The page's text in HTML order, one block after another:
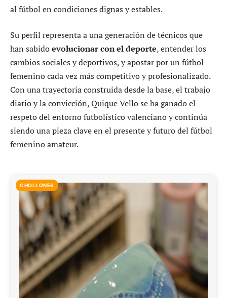
al fútbol en condiciones dignas y estables.
Su perfil representa a una generación de técnicos que
han sabidoevolucionar con el deporte, entender los
cambios sociales y deportivos, y apostar por un fútbol
femenino cada vez más competitivo y profesionalizado.
Con una trayectoria construida desde la base, el trabajo
diario y la convicción, Quique Vello se ha ganado el
respeto del entorno futbolístico valenciano y continúa
siendo una pieza clave en el presente y futuro del fútbol
femenino amateur.
CHOLLONES